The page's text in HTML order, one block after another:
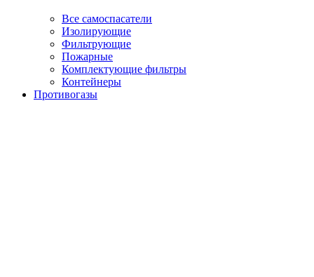
Все самоспасатели
Изолирующие
Фильтрующие
Пожарные
Комплектующие фильтры
Контейнеры
Противогазы